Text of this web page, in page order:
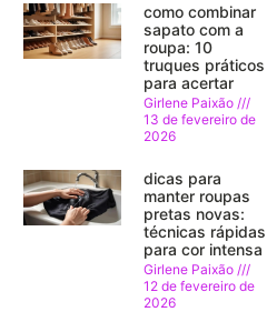
como combinar
sapato com a
roupa: 10
truques práticos
para acertar
Girlene Paixão
13 de fevereiro de
2026
dicas para
manter roupas
pretas novas:
técnicas rápidas
para cor intensa
Girlene Paixão
12 de fevereiro de
2026